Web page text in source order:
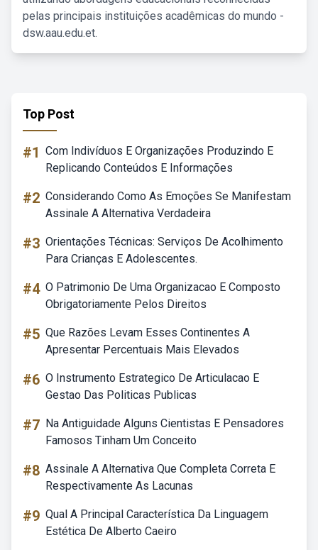
pelas principais instituições acadêmicas do mundo -
dsw.aau.edu.et.
Top Post
#1 Com Indivíduos E Organizações Produzindo E
Replicando Conteúdos E Informações
#2 Considerando Como As Emoções Se Manifestam
Assinale A Alternativa Verdadeira
#3 Orientações Técnicas: Serviços De Acolhimento
Para Crianças E Adolescentes.
#4 O Patrimonio De Uma Organizacao E Composto
Obrigatoriamente Pelos Direitos
#5 Que Razões Levam Esses Continentes A
Apresentar Percentuais Mais Elevados
#6 O Instrumento Estrategico De Articulacao E
Gestao Das Politicas Publicas
#7 Na Antiguidade Alguns Cientistas E Pensadores
Famosos Tinham Um Conceito
#8 Assinale A Alternativa Que Completa Correta E
Respectivamente As Lacunas
#9 Qual A Principal Característica Da Linguagem
Estética De Alberto Caeiro